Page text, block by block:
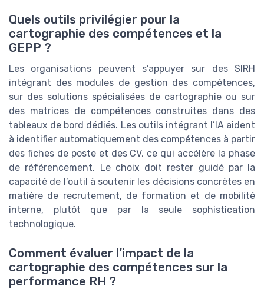
Quels outils privilégier pour la
cartographie des compétences et la
GEPP ?
Les organisations peuvent s’appuyer sur des SIRH
intégrant des modules de gestion des compétences,
sur des solutions spécialisées de cartographie ou sur
des matrices de compétences construites dans des
tableaux de bord dédiés. Les outils intégrant l’IA aident
à identifier automatiquement des compétences à partir
des fiches de poste et des CV, ce qui accélère la phase
de référencement. Le choix doit rester guidé par la
capacité de l’outil à soutenir les décisions concrètes en
matière de recrutement, de formation et de mobilité
interne, plutôt que par la seule sophistication
technologique.
Comment évaluer l’impact de la
cartographie des compétences sur la
performance RH ?